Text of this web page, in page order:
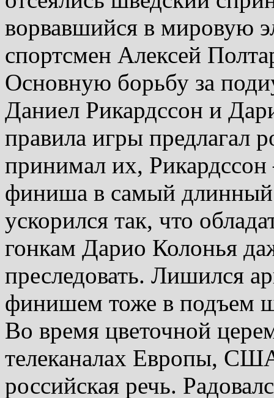
ворвавшийся в мировую
спортсмен Алексей
Основную борьбу за
Даниел Рикардссон и
правила игры предлагал
принимал их,
финиша в самый длинный
ускорился так, что
гонкам Дарио Колонья
преследовать. Лишился
финишем тоже в подъем
Во время цветочной
телеканалах Европы,
российская речь.